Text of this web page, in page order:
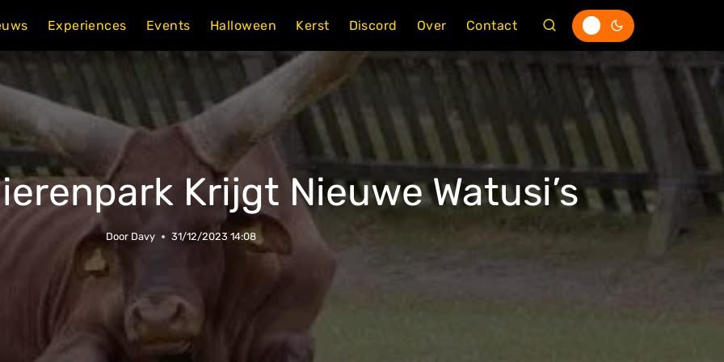
Experiences Events Halloween Kerst Discord Over Contact
Krijgt Nieuwe Watusi’s
Door Davy 31/12/2023 14:08